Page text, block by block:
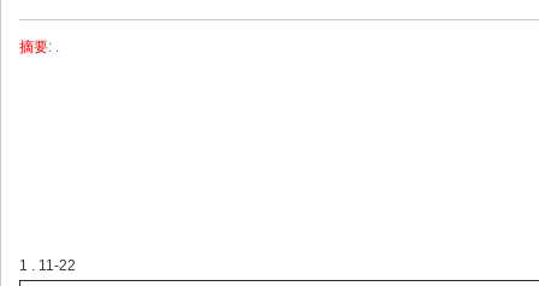
摘要: .
1 . 11-22